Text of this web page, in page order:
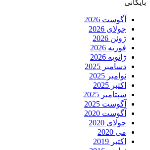
بایگانی
آگوست 2026
جولای 2026
ژوئن 2026
فوریه 2026
ژانویه 2026
دسامبر 2025
نوامبر 2025
اکتبر 2025
سپتامبر 2025
آگوست 2025
آگوست 2020
جولای 2020
می 2020
اکتبر 2019